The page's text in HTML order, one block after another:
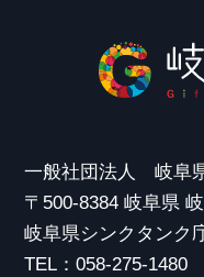
一般社団法人 岐阜
〒500-8384 岐阜県
岐阜県シンクタンク
TEL：058-275-1480